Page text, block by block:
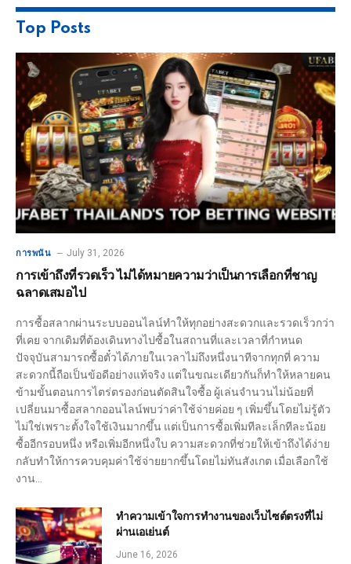
Top Posts
การพนัน July 31, 2026
การเข้าถึงที่รวดเร็ว ไม่ได้หมายความว่าเป็นการเลือกที่ชาญ
ฉลาดเสมอไป
การซื้อสลากผ่านระบบออนไลน์ทำให้ทุกอย่างสะดวกและรวดเร็วกว่า
ที่เคย จากเดิมที่ต้องเดินทางไปซื้อในสถานที่และเวลาที่กำหนด
ปัจจุบันสามารถซื้อตั๋วได้ภายในเวลาไม่ถึงหนึ่งนาทีจากทุกที่ ความ
สะดวกนี้ถือเป็นข้อดีอย่างแท้จริง แต่ในขณะเดียวกันก็ทำให้หลายคน
ข้ามขั้นตอนการไตร่ตรองก่อนตัดสินใจซื้อ ผู้เล่นจำนวนไม่น้อยที่
เปลี่ยนมาซื้อสลากออนไลน์พบว่าค่าใช้จ่ายค่อย ๆ เพิ่มขึ้นโดยไม่รู้ตัว
ไม่ใช่เพราะตั้งใจใช้เงินมากขึ้น แต่เป็นการซื้อเพิ่มทีละเล็กทีละน้อย
ซื้ออีกรอบหนึ่ง หรือเพิ่มอีกหนึ่งใบ ความสะดวกที่ช่วยให้เข้าถึงได้ง่าย
กลับทำให้การควบคุมค่าใช้จ่ายยากขึ้นโดยไม่ทันสังเกต เมื่อเลือกใช้
งาน…
ทำความเข้าใจการทำงานของเว็บไซต์ตรงที่ไม่
ผ่านเอเย่นต์
June 16, 2026